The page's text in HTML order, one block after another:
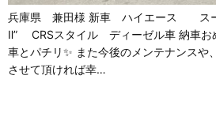
兵庫県 兼田様 新車 ハイエース スー
Ⅱ” CRSスタイル ディーゼル車 納車お
車とパチリ✨ また今後のメンテナンスや
させて頂ければ幸…